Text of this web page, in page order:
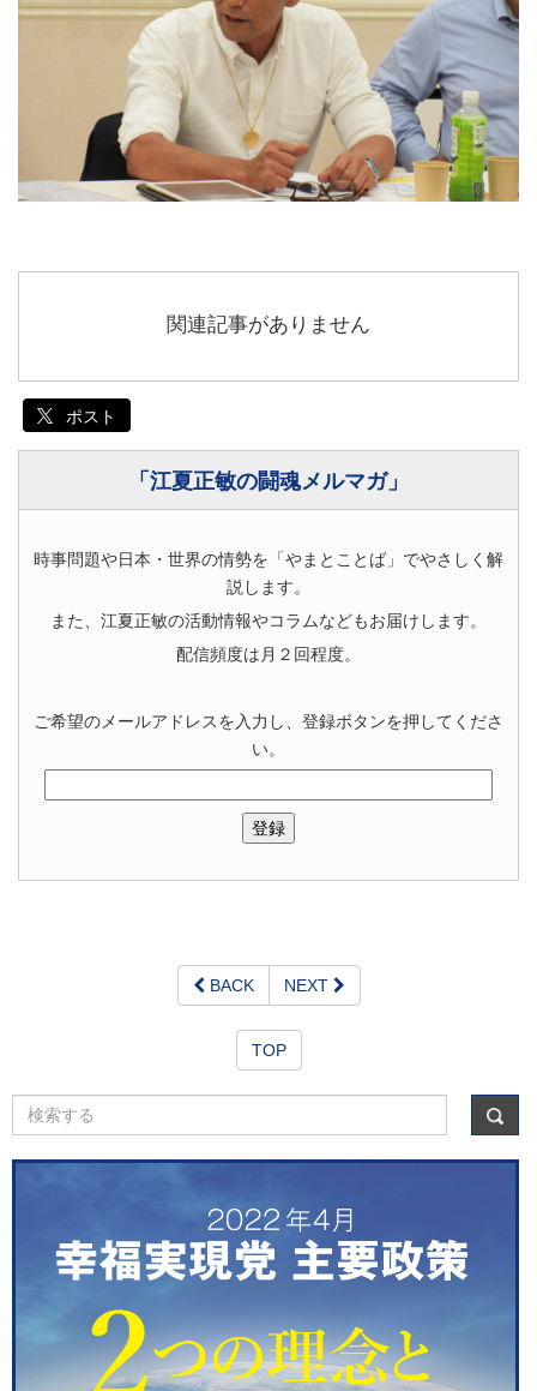
関連記事がありません
ポスト
「江夏正敏の闘魂メルマガ」
時事問題や日本・世界の情勢を「やまとことば」でやさしく解
説します。
また、江夏正敏の活動情報やコラムなどもお届けします。
配信頻度は月２回程度。
ご希望のメールアドレスを入力し、登録ボタンを押してくださ
い。
BACK NEXT
TOP